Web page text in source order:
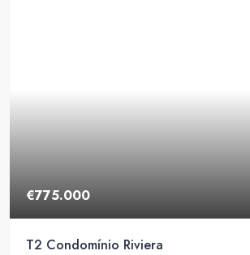
€775.000
T2 Condomínio Riviera